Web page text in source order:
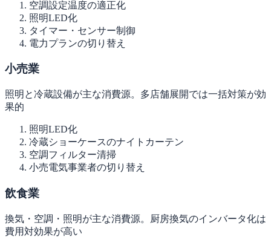
空調設定温度の適正化
照明LED化
タイマー・センサー制御
電力プランの切り替え
小売業
照明と冷蔵設備が主な消費源。多店舗展開では一括対策が効
果的
照明LED化
冷蔵ショーケースのナイトカーテン
空調フィルター清掃
小売電気事業者の切り替え
飲食業
換気・空調・照明が主な消費源。厨房換気のインバータ化は
費用対効果が高い